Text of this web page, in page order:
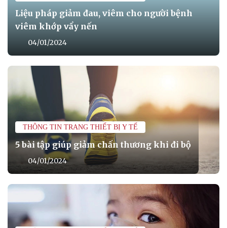
Liệu pháp giảm đau, viêm cho người bệnh
viêm khớp vẩy nến
04/01/2024
THÔNG TIN TRANG THIẾT BỊ Y TẾ
5 bài tập giúp giảm chấn thương khi đi bộ
04/01/2024